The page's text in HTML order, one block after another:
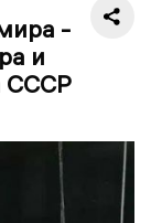
-
и
СССР